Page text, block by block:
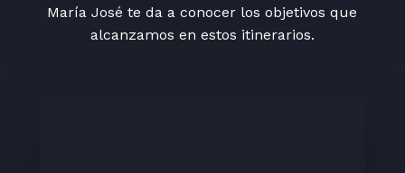
María José te da a conocer los objetivos que
alcanzamos en estos itinerarios.